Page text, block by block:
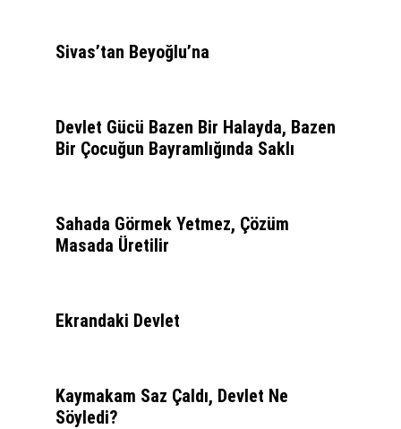
Sivas’tan Beyoğlu’na
Devlet Gücü Bazen Bir Halayda, Bazen
Bir Çocuğun Bayramlığında Saklı
Sahada Görmek Yetmez, Çözüm
Masada Üretilir
Ekrandaki Devlet
Kaymakam Saz Çaldı, Devlet Ne
Söyledi?